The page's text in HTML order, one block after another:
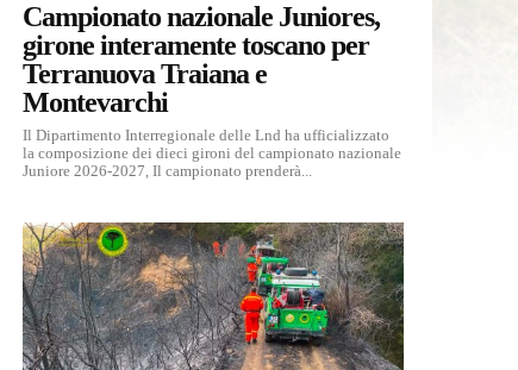
Campionato nazionale Juniores,
girone interamente toscano per
Terranuova Traiana e
Montevarchi
Il Dipartimento Interregionale delle Lnd ha ufficializzato
la composizione dei dieci gironi del campionato nazionale
Juniore 2026-2027, Il campionato prenderà...